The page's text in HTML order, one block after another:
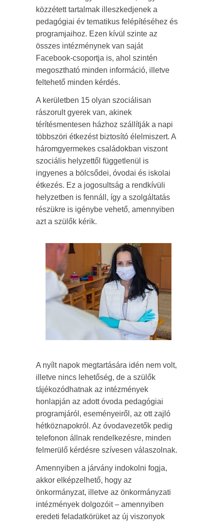
közzétett tartalmak illeszkedjenek a
pedagógiai év tematikus felépítéséhez és
programjaihoz. Ezen kívül szinte az
összes intézménynek van saját
Facebook-csoportja is, ahol szintén
megosztható minden információ, illetve
feltehető minden kérdés.
A kerületben 15 olyan szociálisan
rászorult gyerek van, akinek
térítésmentesen házhoz szállítják a napi
többszöri étkezést biztosító élelmiszert. A
háromgyermekes családokban viszont
szociális helyzettől függetlenül is
ingyenes a bölcsődei, óvodai és iskolai
étkezés. Ez a jogosultság a rendkívüli
helyzetben is fennáll, így a szolgáltatás
részükre is igénybe vehető, amennyiben
azt a szülők kérik.
A nyílt napok megtartására idén nem volt,
illetve nincs lehetőség, de a szülők
tájékozódhatnak az intézmények
honlapján az adott óvoda pedagógiai
programjáról, eseményeiről, az ott zajló
hétköznapokról. Az óvodavezetők pedig
telefonon állnak rendelkezésre, minden
felmerülő kérdésre szívesen válaszolnak.
Amennyiben a járvány indokolni fogja,
akkor elképzelhető, hogy az
önkormányzat, illetve az önkormányzati
intézmények dolgozóit – amennyiben
eredeti feladatkörüket az új viszonyok